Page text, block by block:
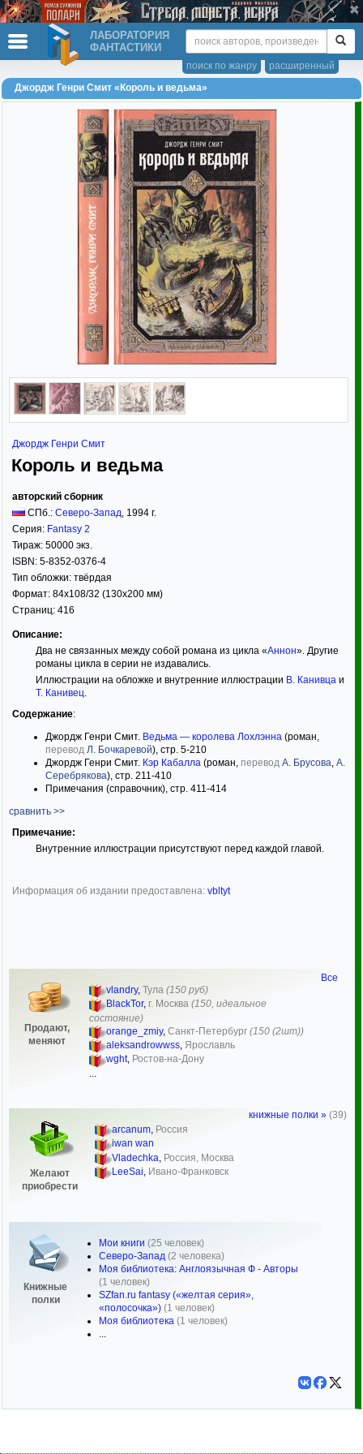
ЛАБОРАТОРИЯ
ФАНТАСТИКИ
расширенный
поиск по жанру
Джордж Генри Смит «Король и ведьма»
Джордж Генри Смит
Король и ведьма
авторский сборник
СПб.: Северо-Запад, 1994 г.
Серия: Fantasy 2
Тираж: 50000 экз.
ISBN: 5-8352-0376-4
Тип обложки: твёрдая
Формат: 84x108/32 (130x200 мм)
Страниц: 416
Описание:
Два не связанных между собой романа из цикла «Аннон». Другие
романы цикла в серии не издавались.
Иллюстрации на обложке и внутренние иллюстрации В. Канивцаи
Т. Канивец.
Содержание:
Джордж Генри Смит. Ведьма — королева Лохлэнна (роман,
перевод Л. Бочкаревой), стр. 5-210
Джордж Генри Смит. Кэр Кабалла (роман, перевод А. Брусова, А.
Серебрякова), стр. 211-410
Примечания (справочник), стр. 411-414
сравнить >>
Примечание:
Внутренние иллюстрации присутствуют перед каждой главой.
Информация об издании предоставлена: vbltyt
Продают,
меняют
vlandry, Тула (150 руб)
BlackTor, г. Москва (150, идеальное
состояние)
orange_zmiy, Санкт-Петербург (150 (2шт))
aleksandrowwss, Ярославль
wght, Ростов-на-Дону
Желают
приобрести
arcanum, Россия
iwan wan
Vladechka Россия, Москва
LeeSai, Ивано-Франковск
Книжные
полки
Мои книги (25 человек)
Северо-Запад (2 человека)
Моя библиотека: Англоязычная Ф - Авторы
(1 человек)
SZfan.ru fantasy («желтая серия»,
«полосочка») (1 человек)
Моя библиотека (1 человек)
...
Все
книжные полки » (39)